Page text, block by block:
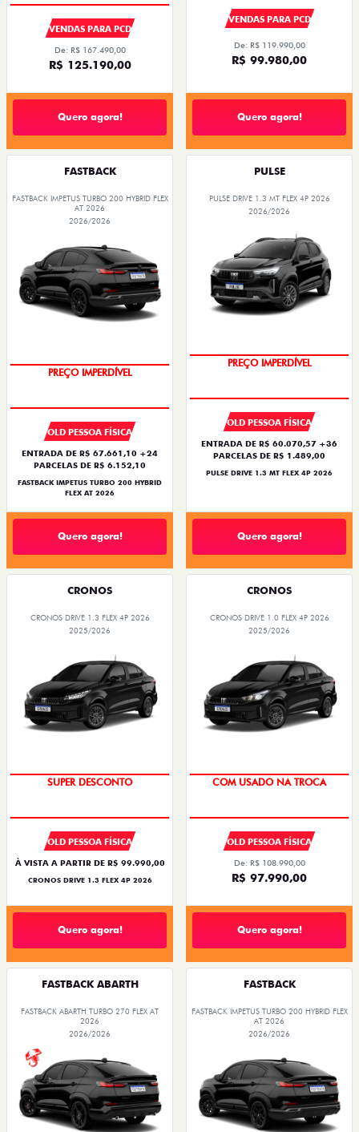
VENDAS PARA PCD
De: R$ 167.490,00
R$ 125.190,00
Quero agora!
VENDAS PARA PCD
De: R$ 119.990,00
R$ 99.980,00
Quero agora!
FASTBACK
FASTBACK IMPETUS TURBO 200 HYBRID FLEX
AT 2026
2026/2026
PREÇO IMPERDÍVEL
OLD PESSOA FÍSICA
ENTRADA DE R$ 67.661,10 +24
PARCELAS DE R$ 6.152,10
FASTBACK IMPETUS TURBO 200 HYBRID
FLEX AT 2026
Quero agora!
PULSE
PULSE DRIVE 1.3 MT FLEX 4P 2026
2026/2026
PREÇO IMPERDÍVEL
OLD PESSOA FÍSICA
ENTRADA DE R$ 60.070,57 +36
PARCELAS DE R$ 1.489,00
PULSE DRIVE 1.3 MT FLEX 4P 2026
Quero agora!
CRONOS
CRONOS DRIVE 1.3 FLEX 4P 2026
2025/2026
SUPER DESCONTO
OLD PESSOA FÍSICA
À VISTA A PARTIR DE R$ 99.990,00
CRONOS DRIVE 1.3 FLEX 4P 2026
Quero agora!
CRONOS
CRONOS DRIVE 1.0 FLEX 4P 2026
2025/2026
COM USADO NA TROCA
OLD PESSOA FÍSICA
De: R$ 108.990,00
R$ 97.990,00
Quero agora!
FASTBACK ABARTH
FASTBACK ABARTH TURBO 270 FLEX AT
2026
2026/2026
FASTBACK
FASTBACK IMPETUS TURBO 200 HYBRID FLEX
AT 2026
2026/2026